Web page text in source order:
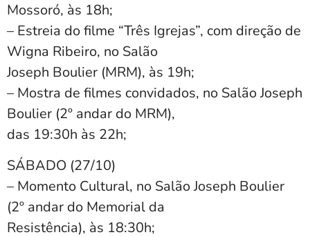
Mossoró, às 18h;
– Estreia do filme “Três Igrejas”, com direção de
Wigna Ribeiro, no Salão
Joseph Boulier (MRM), às 19h;
– Mostra de filmes convidados, no Salão Joseph
Boulier (2º andar do MRM),
das 19:30h às 22h;
SÁBADO (27/10)
– Momento Cultural, no Salão Joseph Boulier
(2º andar do Memorial da
Resistência), às 18:30h;